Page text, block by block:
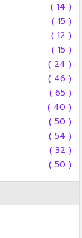
( 14 )
( 15 )
( 12 )
( 15 )
( 24 )
( 46 )
( 65 )
( 40 )
( 50 )
( 54 )
( 32 )
( 50 )